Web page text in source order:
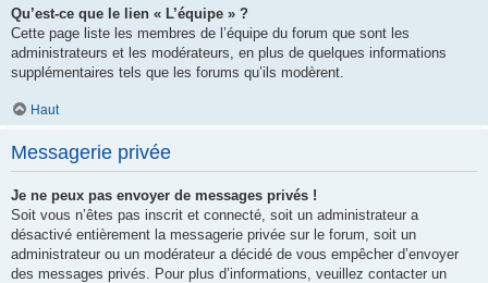
Qu’est-ce que le lien « L’équipe » ?
Cette page liste les membres de l’équipe du forum que sont les
administrateurs et les modérateurs, en plus de quelques informations
supplémentaires tels que les forums qu’ils modèrent.
Haut
Messagerie privée
Je ne peux pas envoyer de messages privés !
Soit vous n’êtes pas inscrit et connecté, soit un administrateur a
désactivé entièrement la messagerie privée sur le forum, soit un
administrateur ou un modérateur a décidé de vous empêcher d’envoyer
des messages privés. Pour plus d’informations, veuillez contacter un